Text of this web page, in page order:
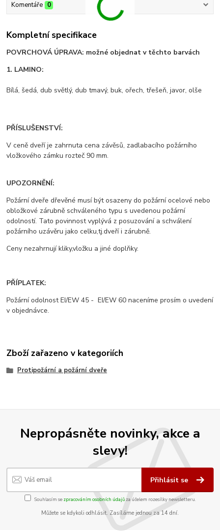
Komentáře 0
Kompletní specifikace
POVRCHOVÁ ÚPRAVA: možné objednat v těchto barvách
1. LAMINO:
Bílá, šedá, dub světlý, dub tmavý, buk, ořech, třešeň, javor, olše
PŘÍSLUŠENSTVÍ:
V ceně dveří je zahrnuta cena závěsů, zadlabacího požárního
vložkového zámku rozteč 90 mm.
UPOZORNĚNÍ:
Požární dveře dřevěné musí být osazeny do požární ocelové nebo
obložkové zárubně schváleného typu s uvedenou požární
odolností. Tato povinnost vyplývá z posuzování a schválení
požárního uzávěru jako celku,tj.dveří i zárubně.
Ceny nezahrnují kliky,vložku a jiné doplňky.
PŘÍPLATEK:
Požární odolnost EI/EW 45 - EI/EW 60 naceníme prosím o uvedení
v objednávce.
Zboží zařazeno v kategoriích
Protipožární a požární dveře
Nepropásněte novinky, akce a
slevy!
Přihlásit se
Souhlasím se zpracováním osobních údajůza účelem rozesílky newsletteru.
Můžete se kdykoli odhlásit. Zasíláme jednou za 14 dní.